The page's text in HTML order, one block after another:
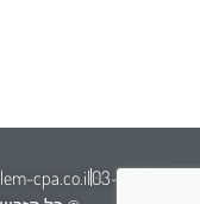
03-7554500
cpa.co.il